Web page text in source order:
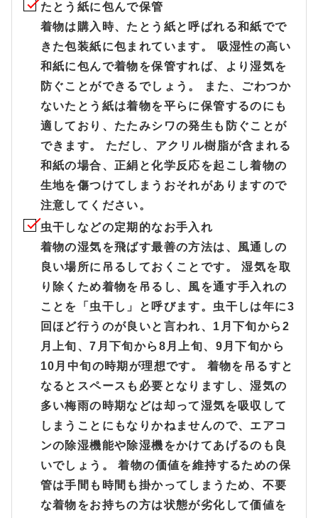
たとう紙に包んで保管
着物は購入時、たとう紙と呼ばれる和紙でで
きた包装紙に包まれています。 吸湿性の高い
和紙に包んで着物を保管すれば、より湿気を
防ぐことができるでしょう。 また、ごわつか
ないたとう紙は着物を平らに保管するのにも
適しており、たたみシワの発生も防ぐことが
できます。 ただし、アクリル樹脂が含まれる
和紙の場合、正絹と化学反応を起こし着物の
生地を傷つけてしまうおそれがありますので
注意してください。
虫干しなどの定期的なお手入れ
着物の湿気を飛ばす最善の方法は、風通しの
良い場所に吊るしておくことです。 湿気を取
り除くため着物を吊るし、風を通す手入れの
ことを「虫干し」と呼びます。虫干しは年に3
回ほど行うのが良いと言われ、1月下旬から2
月上旬、7月下旬から8月上旬、9月下旬から
10月中旬の時期が理想です。 着物を吊るすと
なるとスペースも必要となりますし、湿気の
多い梅雨の時期などは却って湿気を吸収して
しまうことにもなりかねませんので、エアコ
ンの除湿機能や除湿機をかけてあげるのも良
いでしょう。 着物の価値を維持するための保
管は手間も時間も掛かってしまうため、不要
な着物をお持ちの方は状態が劣化して価値を